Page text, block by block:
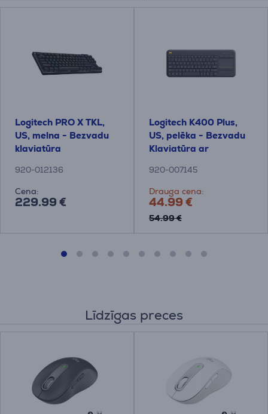
Logitech PRO X TKL,
US, melna - Bezvadu
klaviatūra
920-012136
Cena:
229.99 €
Logitech K400 Plus,
US, pelēka - Bezvadu
Klaviatūra ar
920-007145
Drauga cena:
44.99 €
54.99 €
Līdzīgas preces